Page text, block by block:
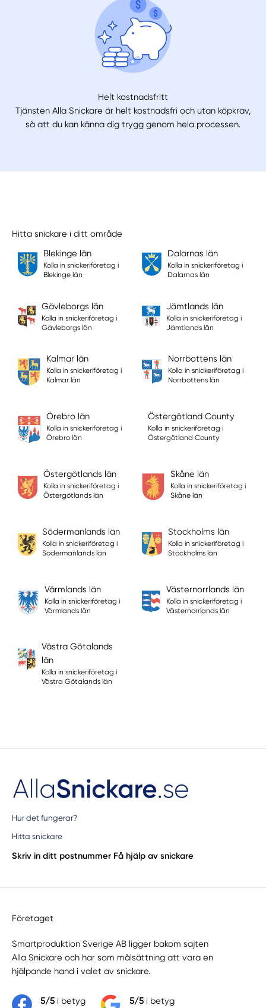
Helt kostnadsfritt
Tjänsten Alla Snickare är helt kostnadsfri och utan köpkrav,
så att du kan känna dig trygg genom hela processen.
Hitta snickare i ditt område
Blekinge län
Kolla in snickeriföretag i
Blekinge län
Dalarnas län
Kolla in snickeriföretag i
Dalarnas län
Gävleborgs län
Kolla in snickeriföretag i
Gävleborgs län
Jämtlands län
Kolla in snickeriföretag i
Jämtlands län
Kalmar län
Kolla in snickeriföretag i
Kalmar län
Norrbottens län
Kolla in snickeriföretag i
Norrbottens län
Örebro län
Kolla in snickeriföretag i
Örebro län
Östergötland County
Kolla in snickeriföretag i
Östergötland County
Östergötlands län
Kolla in snickeriföretag i
Östergötlands län
Skåne län
Kolla in snickeriföretag i
Skåne län
Södermanlands län
Kolla in snickeriföretag i
Södermanlands län
Stockholms län
Kolla in snickeriföretag i
Stockholms län
Värmlands län
Kolla in snickeriföretag i
Värmlands län
Västernorrlands län
Kolla in snickeriföretag i
Västernorrlands län
Västra Götalands
län
Kolla in snickeriföretag i
Västra Götalands län
Hur det fungerar?
Hitta snickare
Skriv in ditt postnummer Få hjälp av snickare
Företaget
Smartproduktion Sverige AB ligger bakom sajten
Alla Snickare och har som målsättning att vara en
hjälpande hand i valet av snickare.
5/5i betyg 5/5i betyg